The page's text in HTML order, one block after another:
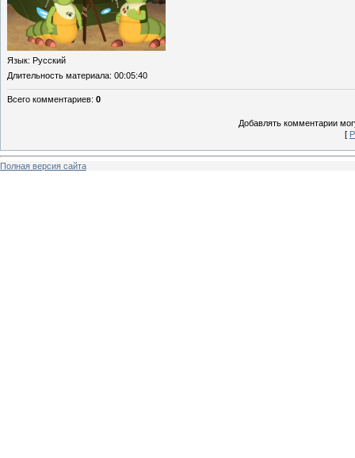
Язык: Русский
Длительность материала: 00:05:40
Всего комментариев: 0
Добавлять комментарии
[
Полная версия сайта